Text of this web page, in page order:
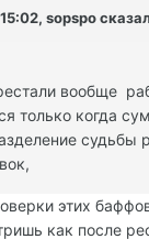
sopspo
вообще
только когда
судьбы
этих
как после